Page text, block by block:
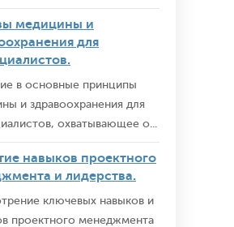
медицины и
для
в основные принципы
и здравоохранения для
охватывающее о...
навыков проектного
и лидерства.
ключевых навыков и
проектного менеджмента